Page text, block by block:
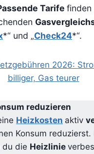
Tarife finden
*“ und „Check24*“.
reduzieren
Heizkosten aktiv
Konsum reduzierst.
du die Heizlinie